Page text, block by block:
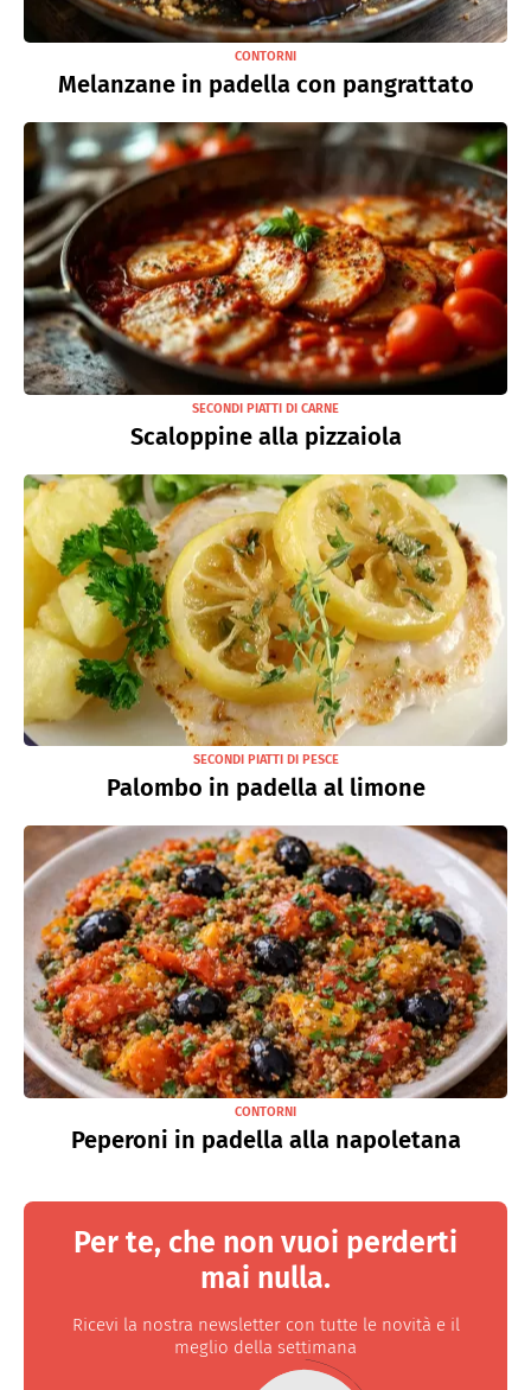
CONTORNI
Melanzane in padella con pangrattato
SECONDI PIATTI DI CARNE
Scaloppine alla pizzaiola
SECONDI PIATTI DI PESCE
Palombo in padella al limone
CONTORNI
Peperoni in padella alla napoletana
Per te, che non vuoi perderti
mai nulla.
Ricevi la nostra newsletter con tutte le novità e il
meglio della settimana